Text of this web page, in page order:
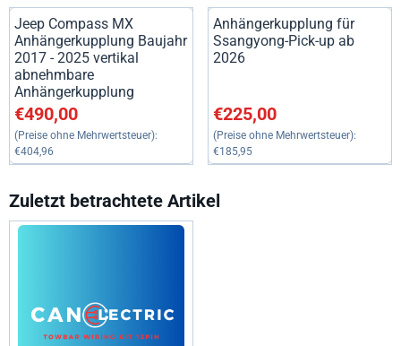
Jeep Compass MX
Anhängerkupplung Baujahr
2017 - 2025 vertikal
abnehmbare
Anhängerkupplung
Preis: 490,00, ohne MwSt.: 404,96
€490,00
(Preise ohne Mehrwertsteuer):
€404,96
Anhängerkupplung für
Ssangyong-Pick-up ab
2026
Preis: 225,00, ohne MwSt.:
€225,00
(Preise ohne Mehrwertsteuer):
€185,95
Zuletzt betrachtete Artikel